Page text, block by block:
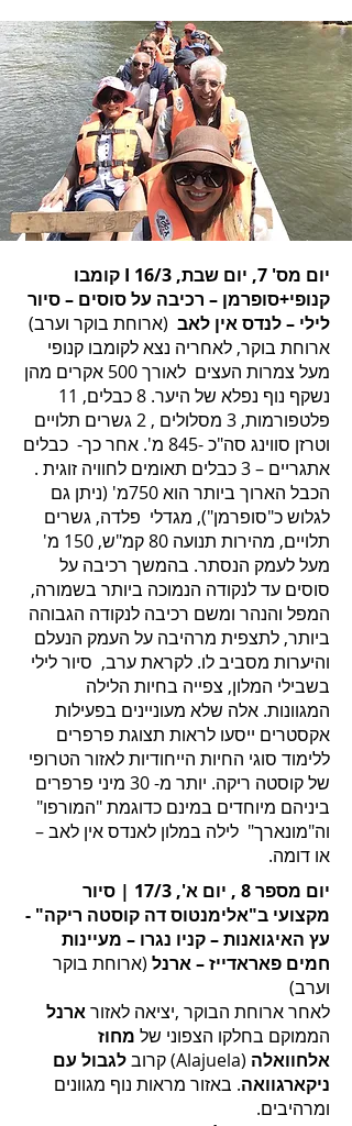
יום מס' 7, יום שבת, 16/3 I קומבו
קנופי+סופרמן – רכיבה על סוסים – סיור
לילי – לנדס אין לאב (ארוחת בוקר וערב)
ארוחת בוקר, לאחריה נצא לקומבו קנופי
מעל צמרות העצים לאורך 500 אקרים מהן
נשקף נוף נפלא של היער. 8 כבלים, 11
פלטפורמות, 3 מסלולים , 2 גשרים תלויים
וטרזן סווינג סה"כ -845 מ'. אחר כך- כבלים
אתגריים – 3 כבלים תאומים לחוויה זוגית .
הכבל הארוך ביותר הוא 750מ' (ניתן גם
לגלוש כ"סופרמן"), מגדלי פלדה, גשרים
תלויים, מהירות תנועה 80 קמ"ש, 150 מ'
מעל לעמק הנסתר. בהמשך רכיבה על
סוסים עד לנקודה הנמוכה ביותר בשמורה,
המפל והנהר ומשם רכיבה לנקודה הגבוהה
ביותר, לתצפית מרהיבה על העמק הנעלם
והיערות מסביב לו. לקראת ערב, סיור לילי
בשבילי המלון, צפייה בחיות הלילה
המגוונות. אלה שלא מעוניינים בפעילות
אקסטרים ייסעו לראות תצוגת פרפרים
ללימוד סוגי החיות הייחודיות לאזור הטרופי
של קוסטה ריקה. יותר מ- 30 מיני פרפרים
ביניהם מיוחדים במינם כדוגמת "המורפו"
וה"מונארך" לילה במלון לאנדס אין לאב –
או דומה.
יום מספר 8 , יום א', 17/3 | סיור
מקצועי ב"אלימנטוס דה קוסטה ריקה" -
עץ האיגואנות – קניו נגרו – מעיינות
חמים פאראדייז – ארנל (ארוחת בוקר
וערב)
לאחר ארוחת הבוקר ,יציאה לאזורארנל
הממוקם בחלקו הצפוני של מחוז
אלחוואלה (Alajuela) קרוב
לגבול עם
ניקארגוואה. באזור מראות נוף מגוונים
ומרהיבים.